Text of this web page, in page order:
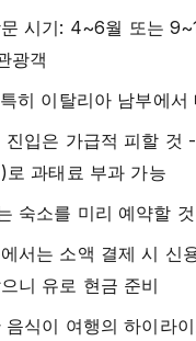
시기: 4~6월 또는
광객
히 이탈리아 남부에서
진입은 가급적 피할 것
로 과태료 부과 가능
숙소를 미리 예약할 것
서는 소액 결제 시 신
니 유로 현금 준비
음식이 여행의 하이라